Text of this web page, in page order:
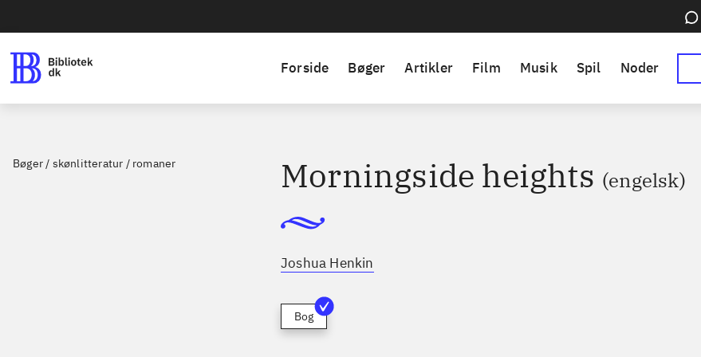
Forside Bøger Artikler Film Musik Spil Noder
Bøger / skønlitteratur / romaner Morningside heights (engelsk)
Joshua Henkin
Bog